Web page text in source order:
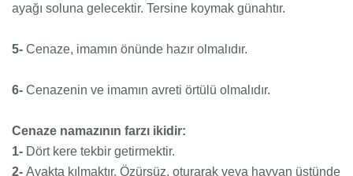
ayağı soluna gelecektir. Tersine koymak günahtır.
5- Cenaze, imamın önünde hazır olmalıdır.
6- Cenazenin ve imamın avreti örtülü olmalıdır.
Cenaze namazının farzı ikidir:
1- Dört kere tekbir getirmektir.
2- Ayakta kılmaktır. Özürsüz, oturarak veya hayvan üstünde